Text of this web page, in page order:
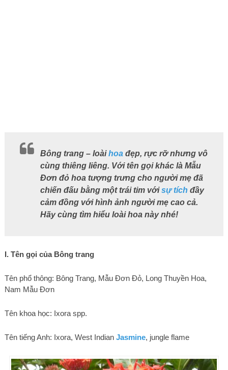
Bông trang – loàihoađẹp, rực rỡ nhưng vô
cùng thiêng liêng. Với tên gọi khác là Mẫu
Đơn đỏ hoa tượng trưng cho người mẹ đã
chiến đấu bằng một trái tim vớisự tích đầy
cảm đồng với hình ảnh người mẹ cao cả.
Hãy cùng tìm hiểu loài hoa này nhé!
I. Tên gọi của Bông trang
Tên phổ thông: Bông Trang, Mẫu Đơn Đỏ, Long Thuyền Hoa,
Nam Mẫu Đơn
Tên khoa học: Ixora spp.
Tên tiếng Anh: Ixora, West Indian Jasmine, jungle flame